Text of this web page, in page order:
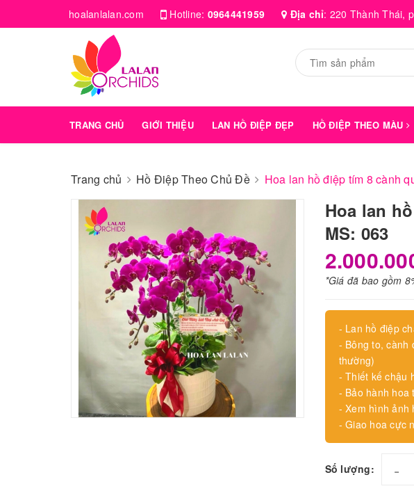
hoalanlalan.com Hotline: 0964441959 Địa chỉ: 220 Thành Thái,
TRANG CHỦ GIỚI THIỆU LAN HỒ ĐIỆP ĐẸP HỒ ĐIỆP THEO MÀU
Trang chủ Hồ Điệp Theo Chủ Đề Hoa lan hồ điệp tím 8 cành
Hoa lan
MS: 063
*Giá đã bao gồm
- Lan hồ điệp
- Bông to, cành
thường)
- Thiết kế chậu
- Bảo hành hoa
- Xem hình ảnh
- Giao hoa cực
Số lượng: -